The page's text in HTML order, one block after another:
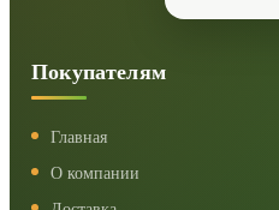
Покупателям
Главная
О компании